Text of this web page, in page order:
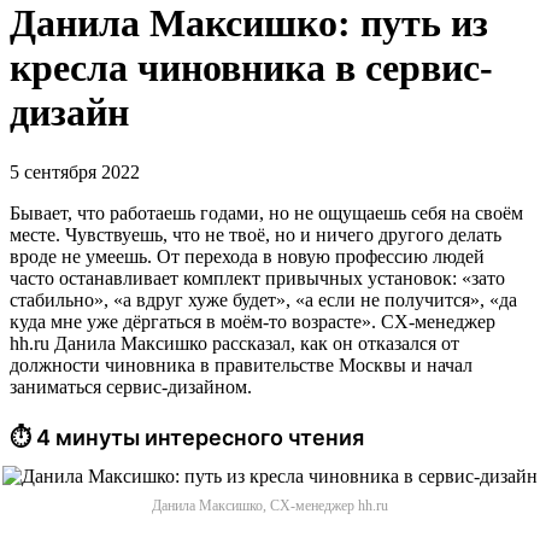
Данила Максишко: путь из
кресла чиновника в сервис-
дизайн
5 сентября 2022
Бывает, что работаешь годами, но не ощущаешь себя на своём
месте. Чувствуешь, что не твоё, но и ничего другого делать
вроде не умеешь. От перехода в новую профессию людей
часто останавливает комплект привычных установок: «зато
стабильно», «а вдруг хуже будет», «а если не получится», «да
куда мне уже дёргаться в моём-то возрасте». CX-менеджер
hh.ru Данила Максишко рассказал, как он отказался от
должности чиновника в правительстве Москвы и начал
заниматься сервис-дизайном.
⏱ 4 минуты интересного чтения
Данила Максишко, CX-менеджер hh.ru